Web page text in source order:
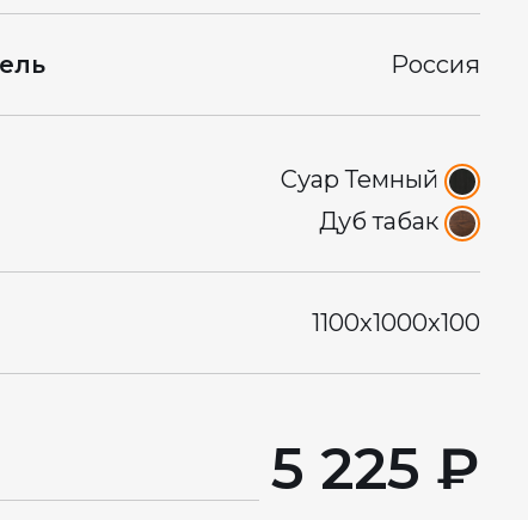
Россия
Суар Темный
Дуб табак
1100x1000x100
5 225 ₽